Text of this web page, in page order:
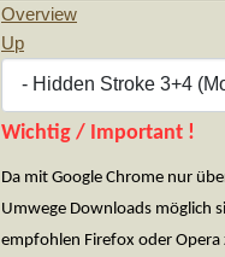
Overview
Up
Wichtig / Important !
Da mit Google Chrome nur
Umwege Downloads möglich
empfohlen Firefox oder Opera